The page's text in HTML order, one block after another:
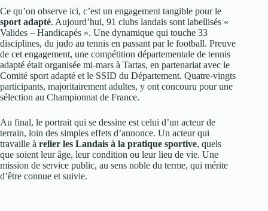
Ce qu’on observe ici, c’est un engagement tangible pour le
sport adapté. Aujourd’hui, 91 clubs landais sont labellisés «
Valides – Handicapés ». Une dynamique qui touche 33
disciplines, du judo au tennis en passant par le football. Preuve
de cet engagement, une compétition départementale de tennis
adapté était organisée mi-mars à Tartas, en partenariat avec le
Comité sport adapté et le SSID du Département. Quatre-vingts
participants, majoritairement adultes, y ont concouru pour une
sélection au Championnat de France.
Au final, le portrait qui se dessine est celui d’un acteur de
terrain, loin des simples effets d’annonce. Un acteur qui
travaille à relier les Landais à la pratique sportive, quels
que soient leur âge, leur condition ou leur lieu de vie. Une
mission de service public, au sens noble du terme, qui mérite
d’être connue et suivie.